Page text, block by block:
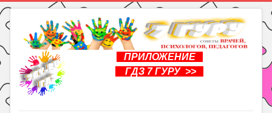
ПРИЛОЖЕНИЕ
ГДЗ 7 ГУРУ >>